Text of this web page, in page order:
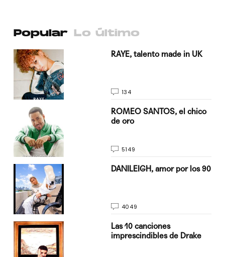
Popular Lo último
RAYE, talento made in UK
134
ROMEO SANTOS, el chico
de oro
5149
DANILEIGH, amor por los 90
4049
Las 10 canciones
imprescindibles de Drake